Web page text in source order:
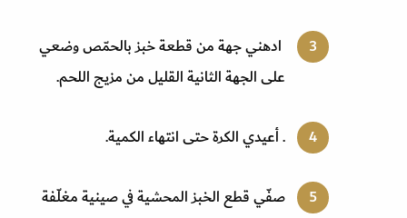
ادهني جهة من قطعة خبز بالحمّص وضعي
على الجهة الثانية القليل من مزيج اللحم.
. أعيدي الكرة حتى انتهاء الكمية.
صفّي قطع الخبز المحشية في صينية مغلّفة